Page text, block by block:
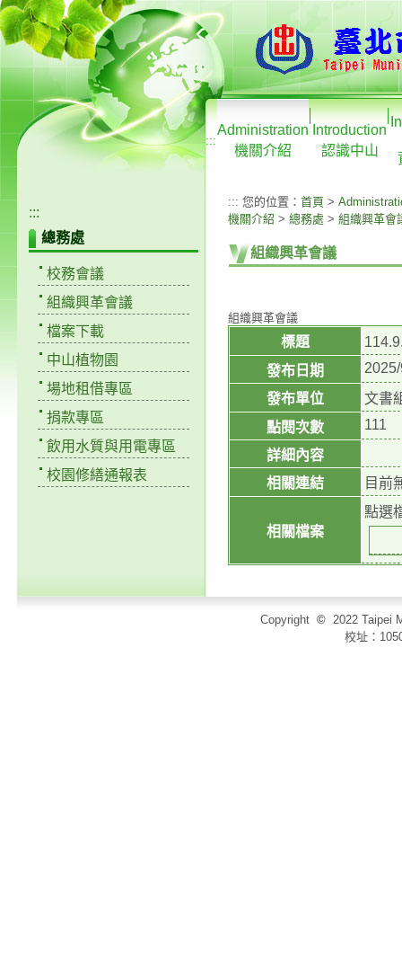
:::
Administration
機關介紹
Introduction
認識中山
:::
總務處
校務會議
組織興革會議
檔案下載
中山植物園
場地租借專區
捐款專區
飲用水質與用電專區
校園修繕通報表
::: 您的位置： 首頁 >
機關介紹 > 總務處 > 組織興革會
組織興革會議
組織興革會議
標題
發布日期
發布單位
文書
點閱次數
111
詳細內容
相關連結
目前
相關檔案
點選
Copyright © 2022 Taipei
校址：